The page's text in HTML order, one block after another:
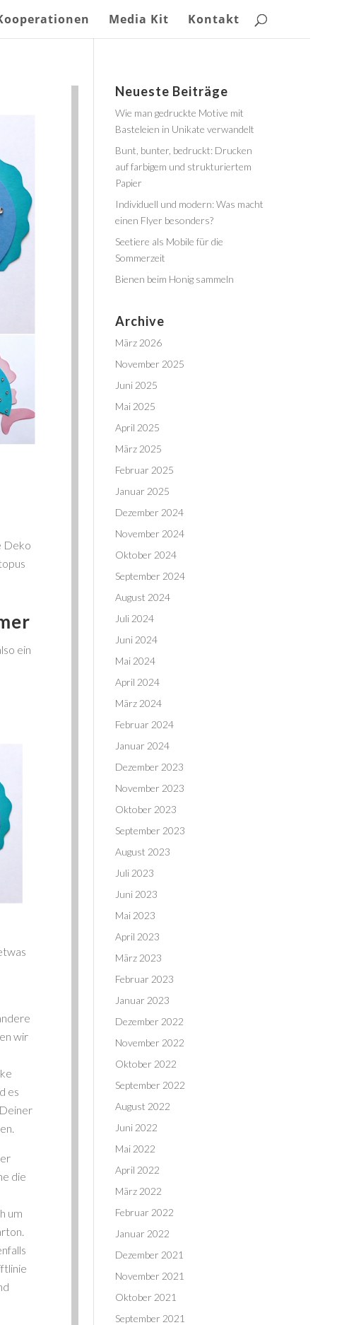
Media Kit Kontakt
Deko
ein
wir
es
die
um
Neueste Beiträge
Wie man gedruckte Motive mit
Basteleien in Unikate verwandelt
Bunt, bunter, bedruckt: Drucken
auf farbigem und strukturiertem
Papier
Individuell und modern: Was macht
einen Flyer besonders?
Seetiere als Mobile für die
Sommerzeit
Bienen beim Honig sammeln
Archive
März 2026
November 2025
Juni 2025
Mai 2025
April 2025
März 2025
Februar 2025
Januar 2025
Dezember 2024
November 2024
Oktober 2024
September 2024
August 2024
Juli 2024
Juni 2024
Mai 2024
April 2024
März 2024
Februar 2024
Januar 2024
Dezember 2023
November 2023
Oktober 2023
September 2023
August 2023
Juli 2023
Juni 2023
Mai 2023
April 2023
März 2023
Februar 2023
Januar 2023
Dezember 2022
November 2022
Oktober 2022
September 2022
August 2022
Juni 2022
Mai 2022
April 2022
März 2022
Februar 2022
Januar 2022
Dezember 2021
November 2021
Oktober 2021
September 2021